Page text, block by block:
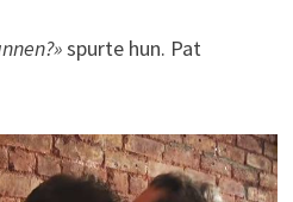
spurte hun. Pat